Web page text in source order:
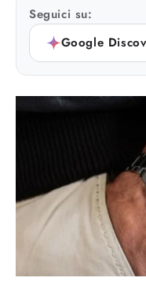
Seguici su:
Google